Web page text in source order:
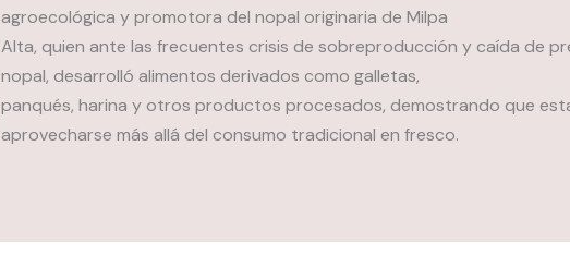
agroecológica y promotora del nopal originaria de Milpa
Alta, quien ante las frecuentes crisis de sobreproducción y caída de
nopal, desarrolló alimentos derivados como galletas,
panqués, harina y otros productos procesados, demostrando que
aprovecharse más allá del consumo tradicional en fresco.